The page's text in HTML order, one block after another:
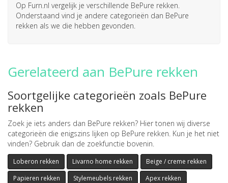
Op Furn.nl vergelijk je verschillende BePure rekken.
Onderstaand vind je andere categorieën dan BePure
rekken als we die hebben gevonden.
Gerelateerd aan BePure rekken
Soortgelijke categorieën zoals BePure
rekken
Zoek je iets anders dan BePure rekken? Hier tonen wij diverse
categorieën die enigszins lijken op BePure rekken. Kun je het niet
vinden? Gebruik dan de zoekfunctie bovenin.
Loberon rekken Livarno home rekken
Beige / creme rekken
Papieren rekken
Stylemeubels rekken
Apex rekken